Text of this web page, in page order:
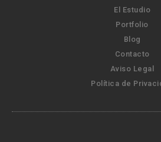
El Estudio
Portfolio
Blog
Contacto
Aviso Legal
Política de